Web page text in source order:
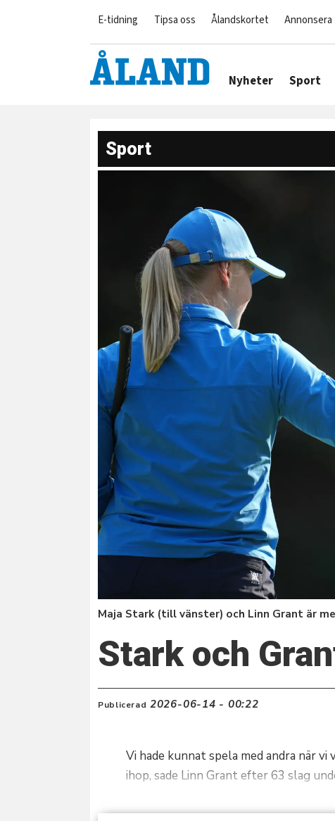
E-tidning Tipsa oss Ålandskortet Annonsera
Nyheter Sport
Sport
Maja Stark (till vänster) och Linn Grant är
Stark och
Publicerad 2026-06-14 - 00:22
Vi hade kunnat spela med andra när
ihop, sade Linn Grant efter 63 slag